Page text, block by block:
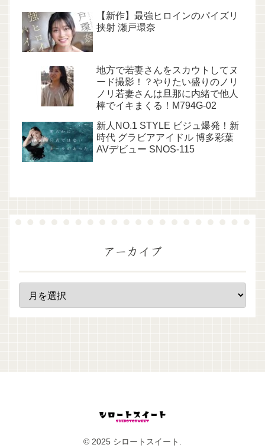
【新作】最強ヒロインのパイズリ
挟射 瀬戸環奈
地方で若妻さんをスカウトしてヌ
ード撮影！？やりたい盛りのノリ
ノリ若妻さんは旦那に内緒で他人
棒でイキまくる！M794G-02
新人NO.1 STYLE ビジュ爆発！新
時代 グラビアアイドル 博多彩葉
AVデビュー SNOS-115
アーカイブ
© 2025 シロートスイート.